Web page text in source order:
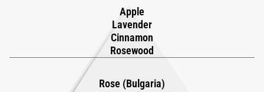
αναζωογονητικό ξεκίνημα οδηγεί στην καρδιά του αρώματος,
με εξωτικό κέδρο, κρίνο της κοιλάδας και τη διαχρονική
ομορφιά του βουλγαρικού τριαντάφυλλου, που ενώνονται
αρμονικά για μια πραγματικά μαγευτική εμπειρία. Καθώς το
άρωμα κατασταλάζει, εξελίσσεται σε μια ζεστή, παρηγορητική
Apple
Lavender
Cinnamon
Rosewood
Rose (Bulgaria)